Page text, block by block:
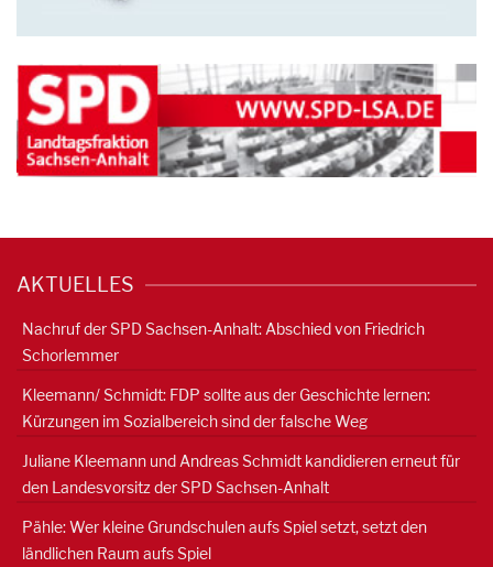
AKTUELLES
Nachruf der SPD Sachsen-Anhalt: Abschied von Friedrich
Schorlemmer
Kleemann/ Schmidt: FDP sollte aus der Geschichte lernen:
Kürzungen im Sozialbereich sind der falsche Weg
Juliane Kleemann und Andreas Schmidt kandidieren erneut für
den Landesvorsitz der SPD Sachsen-Anhalt
Pähle: Wer kleine Grundschulen aufs Spiel setzt, setzt den
ländlichen Raum aufs Spiel